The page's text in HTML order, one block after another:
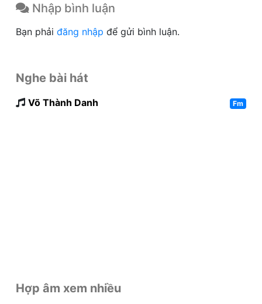
Nhập bình luận
Bạn phải đăng nhập để gửi bình luận.
Nghe bài hát
Võ Thành Danh Fm
Hợp âm xem nhiều